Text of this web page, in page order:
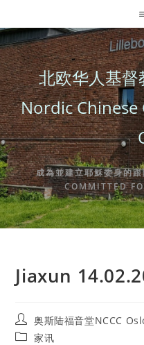
to
content
北欧华人基
Nordic
成為並建立耶穌委身的
COMMITTED
Jiaxun
Post
author:
奥斯陆福音堂NCCC
Post家讯